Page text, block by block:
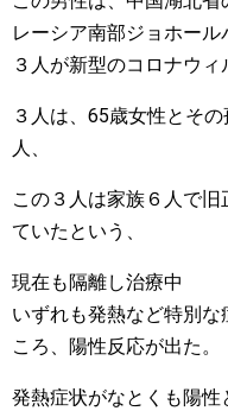
レーシア南部ジョホー
３人が新型のコロナウィ
３人は、65歳女性とそ
人、
この３人は家族６人で
ていたという、
現在も隔離し治療中
いずれも発熱など特別
ころ、陽性反応が出た。
発熱症状がなとくも陽